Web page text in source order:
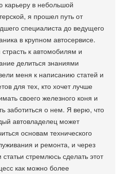
карьеру в небольшой
я прошел путь от
специалиста до ведущего
в крупном автосервисе.
к автомобилям и
делиться знаниями
меня к написанию статей и
для тех, кто хочет лучше
своего железного коня и
заботиться о нем. Я верю, что
автовладелец может
основам технического
и ремонта, и через
статьи стремлюсь сделать этот
как можно более